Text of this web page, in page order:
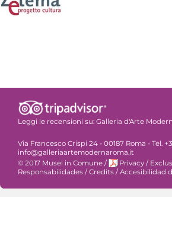
Leggi le recensioni su: Galleria d'Arte
Via Francesco Crispi 24 - 00187 Roma - Tel.
info@galleriaartemodernaroma.it
© 2017 Musei in Comune / Privacy /
Responsabilidades /Credits /Accesibilidad